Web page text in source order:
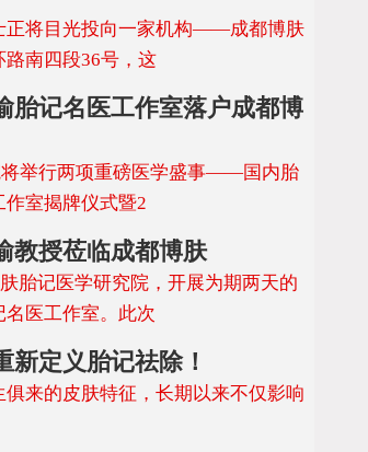
正将目光投向一家机构——成都博肤
南四段36号，这
胎记名医工作室落户成都博
将举行两项重磅医学盛事——国内胎
室揭牌仪式暨2
教授莅临成都博肤
胎记医学研究院，开展为期两天的
医工作室。此次
定义胎记祛除！
来的皮肤特征，长期以来不仅影响